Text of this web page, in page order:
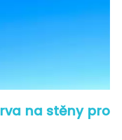
na stěny pro